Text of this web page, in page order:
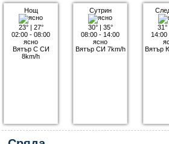
Нощ
23°| 27°
02:00 - 08:00
ясно
Вятър С СИ
8km/h
Сутрин
30°| 35°
08:00 - 14:00
ясно
Вятър СИ 7km/h
31°
14:00
Вятър